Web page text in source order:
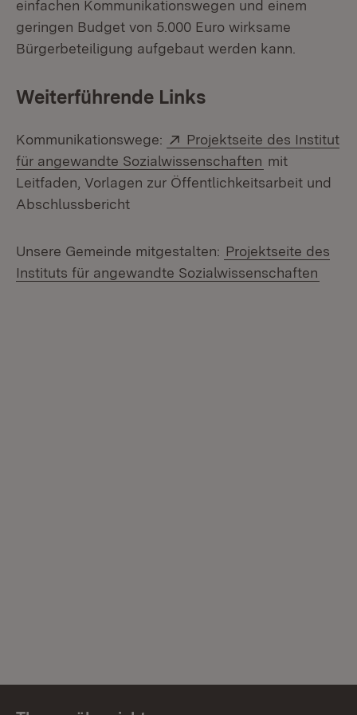
einfachen Kommunikationswegen und einem
geringen Budget von 5.000 Euro wirksame
Bürgerbeteiligung aufgebaut werden kann.
Weiterführende Links
Kommunikationswege: Extern:
Projektseite des Institut
für angewandte Sozialwissenschaften (Öffnet in
mit
Leitfaden, Vorlagen zur Öffentlichkeitsarbeit und
Abschlussbericht
Unsere Gemeinde mitgestalten: Projektseite des
Instituts für angewandte Sozialwissenschaften